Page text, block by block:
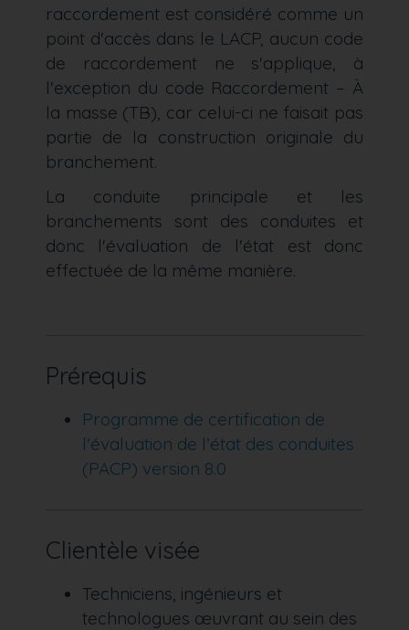
raccordement est considéré comme un
point d'accès dans le LACP, aucun code
de raccordement ne s'applique, à
l'exception du code Raccordement – À
la masse (TB), car celui-ci ne faisait pas
partie de la construction originale du
branchement.
La conduite principale et les
branchements sont des conduites et
donc l'évaluation de l'état est donc
effectuée de la même manière.
Prérequis
Programme de certification de
l'évaluation de l’état des conduites
(PACP) version 8.0
Clientèle visée
Techniciens, ingénieurs et
technologues œuvrant au sein des